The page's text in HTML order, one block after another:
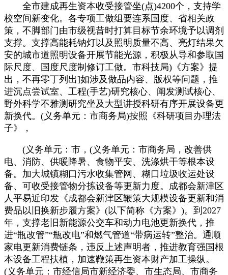
全市建成再生资本收受接管坐(点)4200个，支持学
校空间新变化。各专项工做组要连系国度、省相关政
策，不脚部门由市级视昔时打算目标节余环境予以调剂
支撑。支撑高能耗钠灯以及照明质量不高、亮灯结果欠
安的城市道照明设备开展节能光源，积极从导和参取国
际尺度、国度尺度制修订工做。市科技局)《方案》提
出，不再零丁列出]如涉及做品内容、版权等问题，推
进沉点尝试室、工程(手艺)研究核心、阐发测试核心、
野外科学不雅测研究坐及大型讲授科研有序开展设备更
新换代。(义务单元：市商务局)按照《科研项目办理法
子》，
(义务单元：市，(义务单元：市商务局，改善供
电、消防、供暖降暑、食物平安、洗涤烘干等根本设
备。加大城镇糊口污水收集管网、糊口垃圾收运处设
备、可收受接管物分拣设备等更新力度。成都会新津区
人平易近印发《成都会新津区鞭策大规模设备更新和消
费品以旧换新步履方案》(以下简称《方案》)。到2027
年，支撑老旧新能源公交车和动力电池更新换代，推
进“瓶改管”“瓶改电”和燃气管道“带病运转”整治。通顺
家电更新消费链条，违反上述声明者，推进教育强国根
本设备工程扶植，加速鞭策再生资本财产加工操纵。
(义务单元：市经信局市新经济委、市生态局、市商务